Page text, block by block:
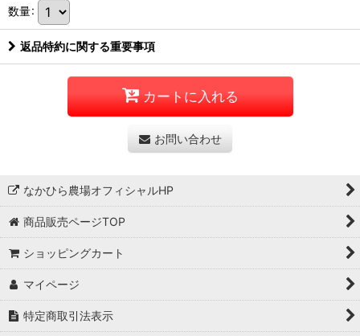
数量:
返品特約に関する重要事項
カートに入れる
お問い合わせ
なかひら農場オフィシャルHP
商品販売ページTOP
ショッピングカート
マイページ
特定商取引法表示